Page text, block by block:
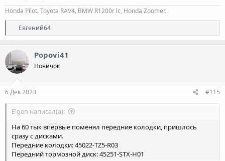
Honda Pilot. Toyota RAV4. BMW R1200r lc, Honda Zoomer.
Р
е
а
к
ц
и
и
:
Евгений64
Popovi41
Новичок
6 Дек 2023 #115
E'gen написал(а):
На 60 тык впервые поменял передние колодки, пришлось
сразу с дисками.
Передние колодки: 45022-TZ5-R03
Передний тормозной диск: 45251-STX-H01